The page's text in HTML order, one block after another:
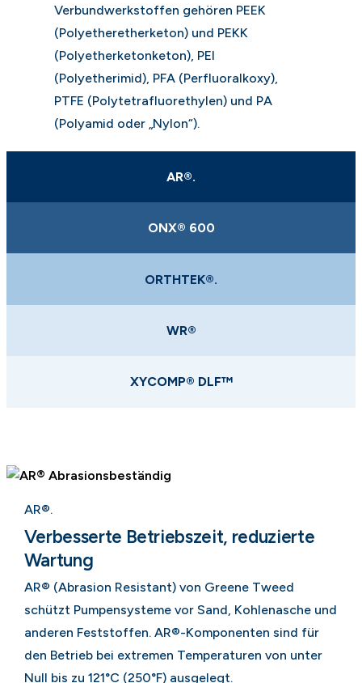
Verbundwerkstoffen gehören PEEK
(Polyetheretherketon) und PEKK
(Polyetherketonketon), PEI
(Polyetherimid), PFA (Perfluoralkoxy),
PTFE (Polytetrafluorethylen) und PA
(Polyamid oder „Nylon“).
AR®.
ONX® 600
ORTHTEK®.
WR®
XYCOMP® DLF™
AR®.
Verbesserte Betriebszeit, reduzierte
Wartung
AR® (Abrasion Resistant) von Greene Tweed
schützt Pumpensysteme vor Sand, Kohlenasche und
anderen Feststoffen. AR®-Komponenten sind für
den Betrieb bei extremen Temperaturen von unter
Null bis zu 121°C (250°F) ausgelegt.